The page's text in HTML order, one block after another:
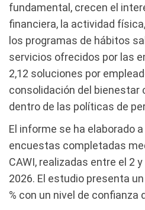
fundamental, crecen el
financiera, la actividad
los programas de hábitos
servicios ofrecidos por las
2,12 soluciones por
consolidación del bienestar
dentro de las políticas de
El informe se ha elaborado
encuestas completadas
CAWI, realizadas entre el 2
2026. El estudio presenta
% con un nivel de confianza